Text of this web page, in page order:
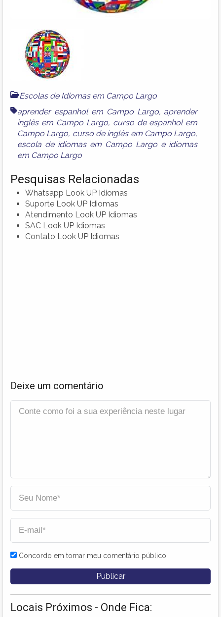
Escolas de Idiomas em Campo Largo
aprender espanhol em Campo Largo, aprender
inglês em Campo Largo, curso de espanhol em
Campo Largo, curso de inglês em Campo Largo,
escola de idiomas em Campo Largo e idiomas
em Campo Largo
Pesquisas Relacionadas
Whatsapp Look UP Idiomas
Suporte Look UP Idiomas
Atendimento Look UP Idiomas
SAC Look UP Idiomas
Contato Look UP Idiomas
Deixe um comentário
Concordo em tornar meu comentário público
Locais Próximos - Onde Fica: